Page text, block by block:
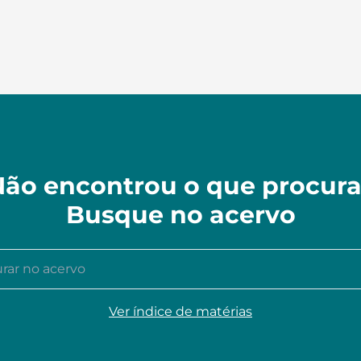
encontrou o que
Busque no acervo
acervo
Ver índice de matérias